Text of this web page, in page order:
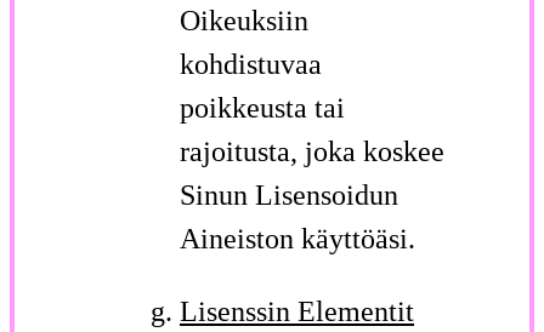
Oikeuksiin
kohdistuvaa
poikkeusta tai
rajoitusta, joka koskee
Sinun Lisensoidun
Aineiston käyttöäsi.
Lisenssin Elementit